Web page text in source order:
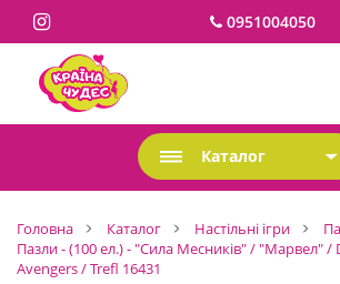
0951004050
Каталог
Головна Каталог Настільні ігри
Пазли - (100 ел.) - "Сила Месників" / "Марвел" /
Avengers / Trefl 16431